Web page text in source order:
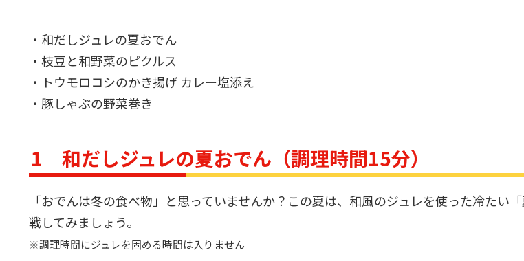
・和だしジュレの夏おでん
・枝豆と和野菜のピクルス
・トウモロコシのかき揚げ カレー塩添え
・豚しゃぶの野菜巻き
1 和だしジュレの夏おでん（調理時間15分）
「おでんは冬の食べ物」と思っていませんか？この夏は、和風のジュレを使った冷たい
戦してみましょう。
※調理時間にジュレを固める時間は入りません